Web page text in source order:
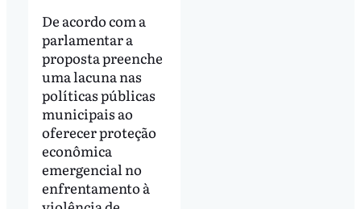
De acordo com a
parlamentar a
proposta preenche
uma lacuna nas
políticas públicas
municipais ao
oferecer proteção
econômica
emergencial no
enfrentamento à